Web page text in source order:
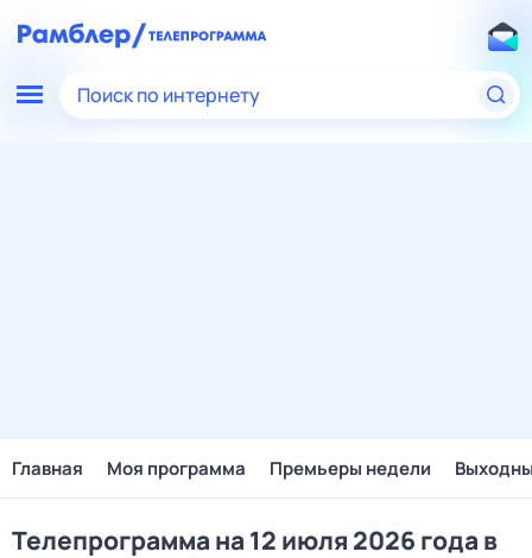
Поиск по интернету
Главная Моя программа Премьеры недели
Телепрограмма на 12 июля 2026 года в